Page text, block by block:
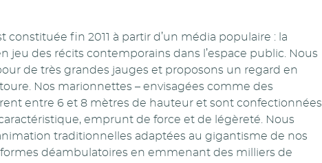
constituée fin 2011 à partir d’un média populaire : la
des récits contemporains dans l’espace public. Nous
de très grandes jauges et proposons un regard en
Nos marionnettes – envisagées comme des
entre 6 et 8 mètres de hauteur et sont confectionnées
emprunt de force et de légèreté. Nous
traditionnelles adaptées au gigantisme de nos
déambulatoires en emmenant des milliers de